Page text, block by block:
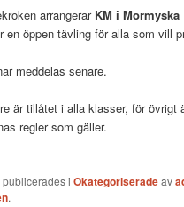
arrangerar KM i Mormyska
en öppen tävling för alla som vill
meddelas senare.
är tillåtet i alla klasser, för övrigt
regler som gäller.
publicerades iOkategoriseradeav
.